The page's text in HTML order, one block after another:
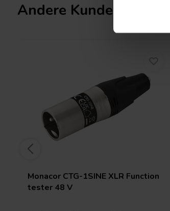
Andere Kunden
Monacor CTG-1SINE XLR Function
tester 48 V